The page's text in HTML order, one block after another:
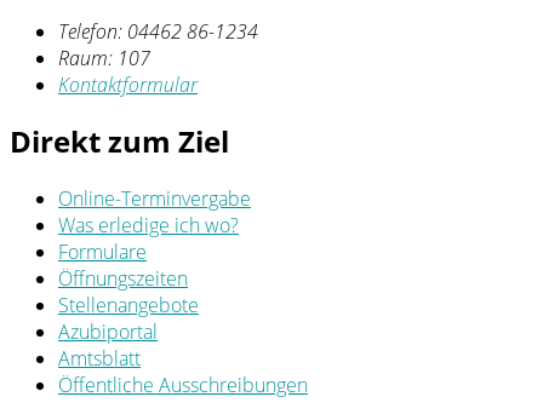
Telefon: 04462 86-1234
Raum: 107
Kontaktformular
Direkt zum Ziel
Online-Terminvergabe
Was erledige ich wo?
Formulare
Öffnungszeiten
Stellenangebote
Azubiportal
Amtsblatt
Öffentliche Ausschreibungen